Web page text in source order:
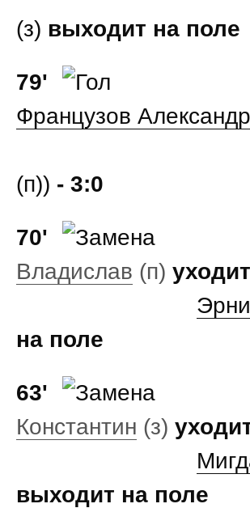
(з) выходит на поле
79'
Французов Александр
(п)) - 3:0
70'
Владислав (п)
на поле
63'
Константин (з)
выходит на поле